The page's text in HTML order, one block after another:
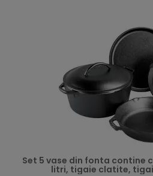
Set 5 vase din fonta contine
litri, tigaie clatite,